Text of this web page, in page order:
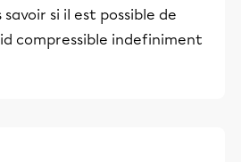
si il est possible de
compressible indefiniment